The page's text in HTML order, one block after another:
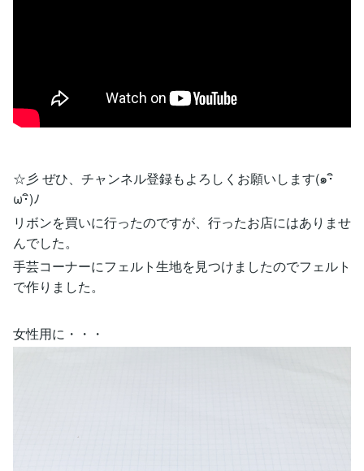
☆彡 ぜひ、チャンネル登録もよろしくお願いします(๑･ิ
ω･ิ)ﾉ
リボンを買いに行ったのですが、行ったお店にはありませ
んでした。
手芸コーナーにフェルト生地を見つけましたのでフェルト
で作りました。
女性用に・・・